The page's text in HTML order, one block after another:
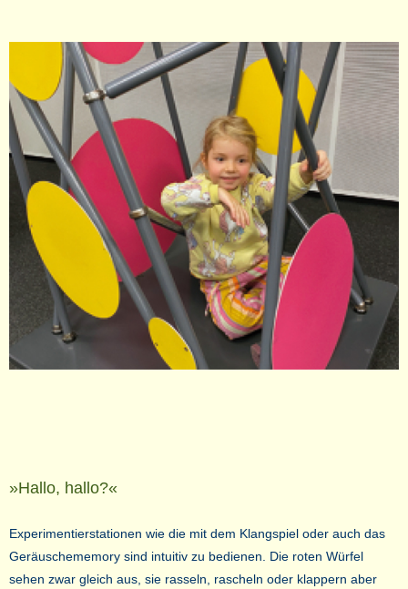
»Hallo, hallo?«
Experimentierstationen wie die mit dem Klangspiel oder auch das
Geräuschememory sind intuitiv zu bedienen. Die roten Würfel
sehen zwar gleich aus, sie rasseln, rascheln oder klappern aber